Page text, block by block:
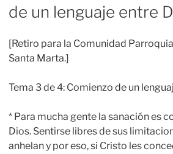
de un lenguaje entre
[Retiro para la Comunidad
Santa Marta.]
Tema 3 de 4: Comienzo de un
* Para mucha gente la sanación es
Dios. Sentirse libres de sus
anhelan y por eso, si Cristo les